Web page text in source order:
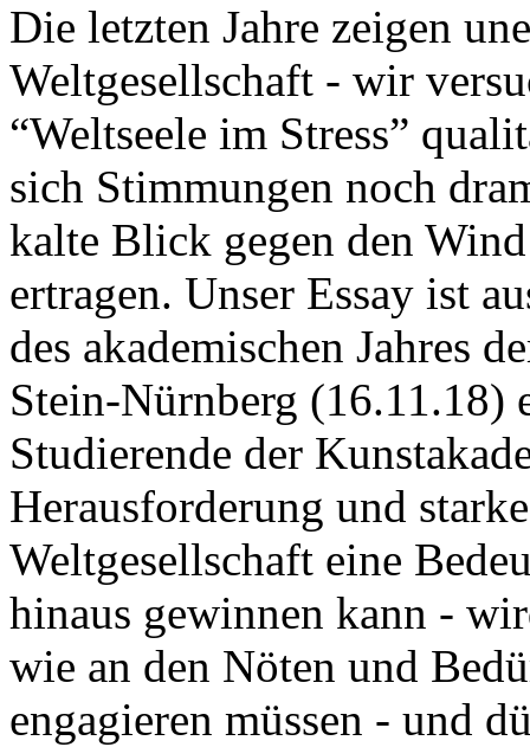
Die letzten Jahre zeigen
Weltgesellschaft - wir
“Weltseele im Stress”
sich Stimmungen noch
kalte Blick gegen den
ertragen. Unser Essay ist
des akademischen Jahres
Stein-Nürnberg (16.11.18)
Studierende der
Herausforderung und
Weltgesellschaft eine
hinaus gewinnen kann -
wie an den Nöten und
engagieren müssen - und